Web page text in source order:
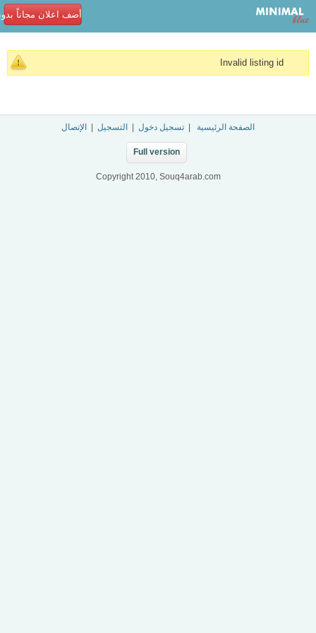
أضف اعلان مجاناً
Invalid listing id
الصفحة الرئيسية تسجيل دخول التسجيل الإتصال
Full version
Copyright 2010, Souq4arab.com